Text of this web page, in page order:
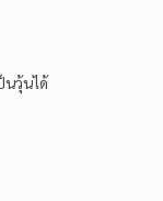
นวุ้นได้